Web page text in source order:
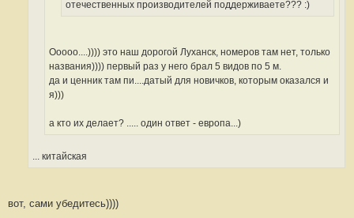
отечественных производителей поддерживаете??? :)
Ооооо....)))) это наш дорогой Луханск, номеров там нет, только
названия)))) первый раз у него брал 5 видов по 5 м.
да и ценник там пи....датый для новичков, которым оказался и
я)))
а кто их делает? ..... один ответ - европа...)
... китайская
вот, сами убедитесь))))